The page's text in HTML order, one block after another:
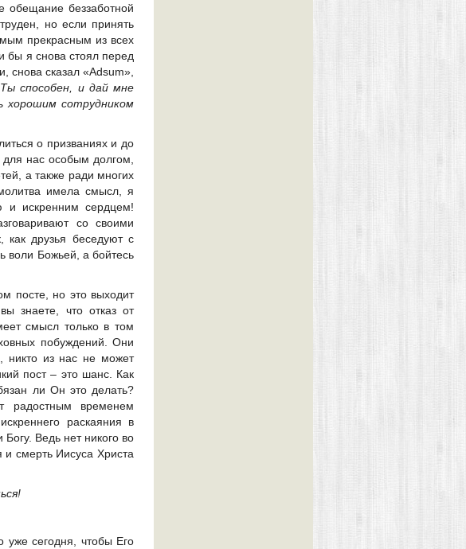
обещание беззаботной
но если принять
прекрасным из всех
бы я снова стоял перед
снова сказал «Adsum»,
способен, и дай мне
сотрудником
о призваниях и до
нас особым долгом,
а также ради многих
имела смысл, я
и искренним сердцем!
со своими
как друзья беседуют с
воли Божьей, а бойтесь
посте, но это выходит
знаете, что отказ от
смысл только в том
побуждений. Они
из нас не может
пост – это шанс. Как
ли Он это делать?
радостным временем
раскаяния в
Ведь нет никого во
смерть Иисуса Христа
сегодня, чтобы Его